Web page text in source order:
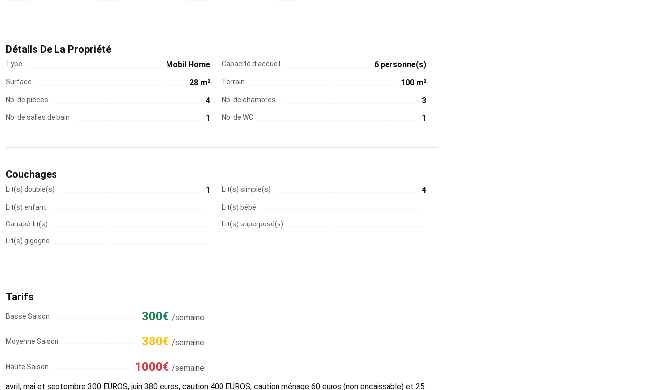
Détails De La Propriété
Type Mobil Home Capacité d'accueil 6 personne(s)
Surface 28 m² Terrain 100 m²
Nb. de pièces 4 Nb. de chambres 3
Nb. de salles de bain 1 Nb. de WC 1
Couchages
Lit(s) double(s) 1 Lit(s) simple(s) 4
Lit(s) enfant Lit(s) bébé
Canapé-lit(s) Lit(s) superposé(s)
Lit(s) gigogne
Tarifs
Basse Saison 300€ /semaine
Moyenne Saison 380€ /semaine
Haute Saison 1000€ /semaine
avril, mai et septembre 300 EUROS, juin 380 euros, caution 400 EUROS, caution ménage 60 euros (non encaissable) et 25